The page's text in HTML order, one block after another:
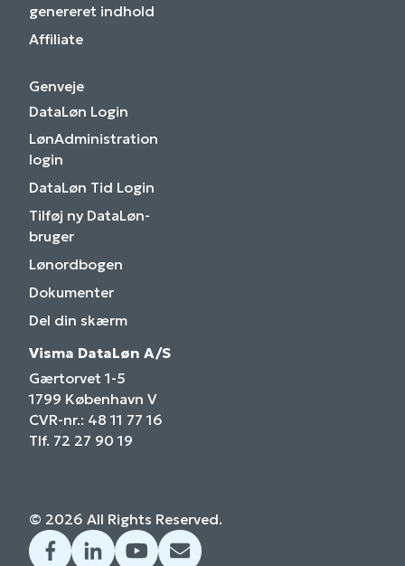
genereret indhold
Affiliate
Genveje
DataLøn Login
LønAdministration
login
DataLøn Tid Login
Tilføj ny DataLøn-
bruger
Lønordbogen
Dokumenter
Del din skærm
Visma DataLøn A/S
Gærtorvet 1-5
1799 København V
CVR-nr.: 48 11 77 16
Tlf. 72 27 90 19
© 2026 All Rights Reserved.